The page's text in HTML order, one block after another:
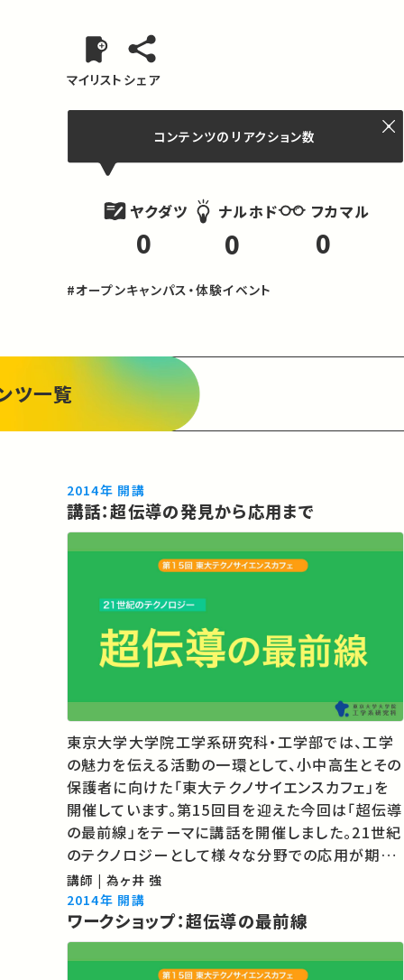
マイリスト シェア
コンテンツの リアクション数
ヤクダツ
0
ナルホド
0
フカマル
0
#オープンキャンパス・体験イベント
ツ一覧
2014年 開講
講話：超伝導の発見から応用まで
東京大学大学院工学系研究科・工学部では、工学
の魅力を伝える活動の一環として、小中高生とその
保護者に向けた「東大テクノサイエンスカフェ」を
開催しています。第15回目を迎えた今回は「超伝導
の最前線」をテーマに講話を開催しました。21世紀
のテクノロジーとして様々な分野での応用が期待
されている超伝導の理論や研究についてお話しし
ます。 ★東大テクノサイエンスカフェ
http://www.t.u-tokyo.ac.jp/foe/admi…
講師 | 為ヶ井 強
2014年 開講
ワークショップ：超伝導の最前線